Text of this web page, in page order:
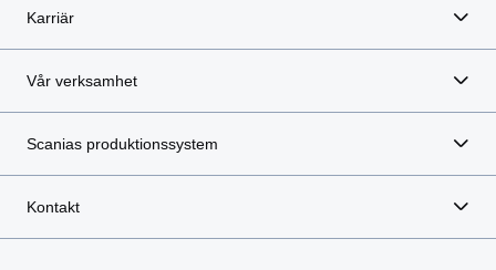
Karriär
Vår verksamhet
Scanias produktionssystem
Kontakt